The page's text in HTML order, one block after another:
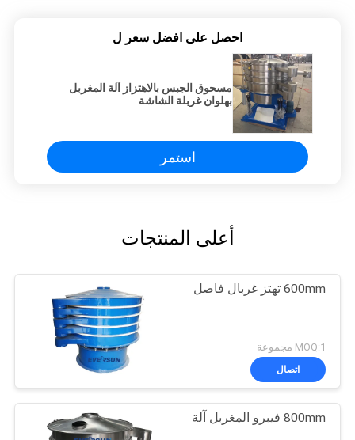
احصل على افضل سعر ل
مسحوق الجبس بالاهتزاز آلة المغربل
بهلوان غربلة الشاشة
استمر
أعلى المنتجات
600mm تهتز غربال فاصل
MOQ:1 مجموعة
اتصال
800mm فيبرو المغربل آلة